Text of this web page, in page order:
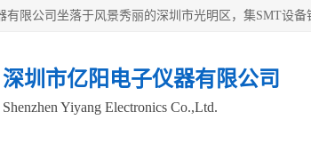
深圳市亿阳电子仪器有限公司
Shenzhen Yiyang Electronics Co.,Ltd.